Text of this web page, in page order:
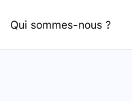
Qui sommes-nous ?